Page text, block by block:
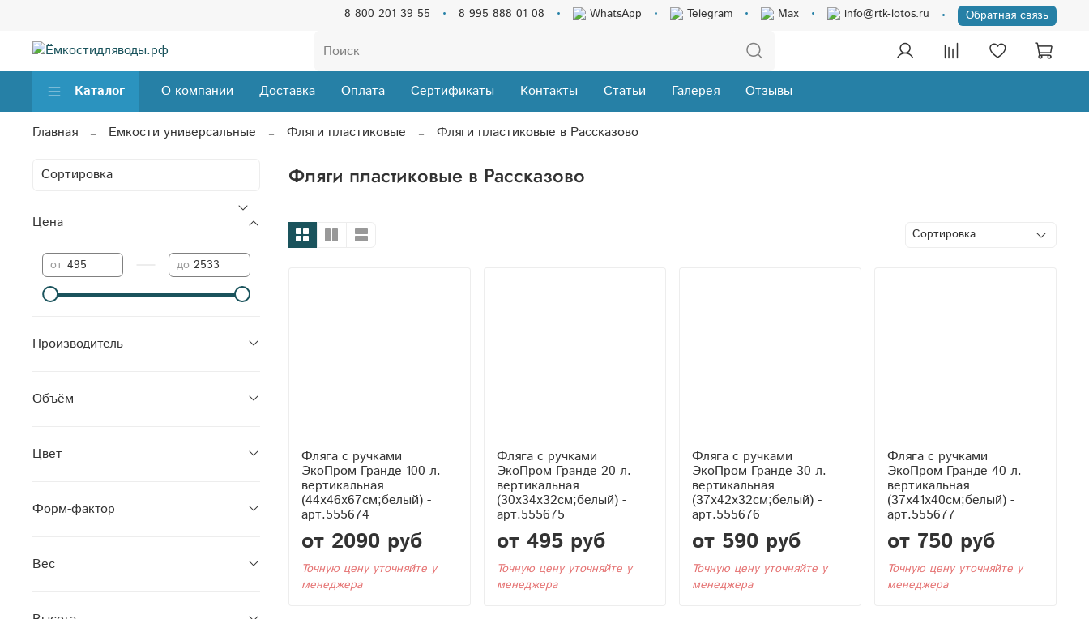
8 800 201 39 55 8 995 888 01 08 WhatsApp Telegram Max info@rtk-lotos.ru Обратная связь
Каталог О компании Доставка Оплата Сертификаты Контакты Статьи Галерея Отзывы
Главная Ёмкости универсальные Фляги пластиковые Фляги пластиковые в Рассказово
Фляги пластиковые в Рассказово
Фляга с ручками
ЭкоПром Гранде 100 л.
вертикальная
(44x46x67см;белый) -
арт.555674
от 2090 руб
Точную цену уточняйте у
менеджера
Фляга с ручками
ЭкоПром Гранде 20 л.
вертикальная
(30x34x32см;белый) -
арт.555675
от 495 руб
Точную цену уточняйте у
менеджера
Фляга с ручками
ЭкоПром Гранде 30 л.
вертикальная
(37x42x32см;белый) -
арт.555676
от 590 руб
Точную цену уточняйте у
менеджера
Фляга с ручками
ЭкоПром Гранде 40 л.
вертикальная
(37x41x40см;белый) -
арт.555677
от 750 руб
Точную цену уточняйте у
менеджера
Цена
от до
Производитель
Объём
Цвет
Форм-фактор
Вес